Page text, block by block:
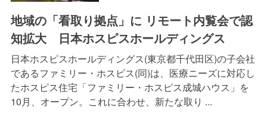
地域の「看取り拠点」に リモート内覧会で認
知拡大 日本ホスピスホールディングス
日本ホスピスホールディングス(東京都千代田区)の子会社
であるファミリー・ホスピス(同)は、医療ニーズに対応し
たホスピス住宅「ファミリー・ホスピス成城ハウス」を
10月、オープン。これに合わせ、新たな取り ...